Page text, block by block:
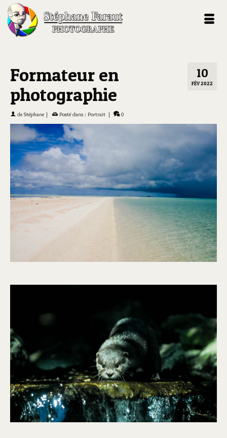
10
FÉV 2022
Formateur en
photographie
de Stéphane | Posté dans : Portrait | 0